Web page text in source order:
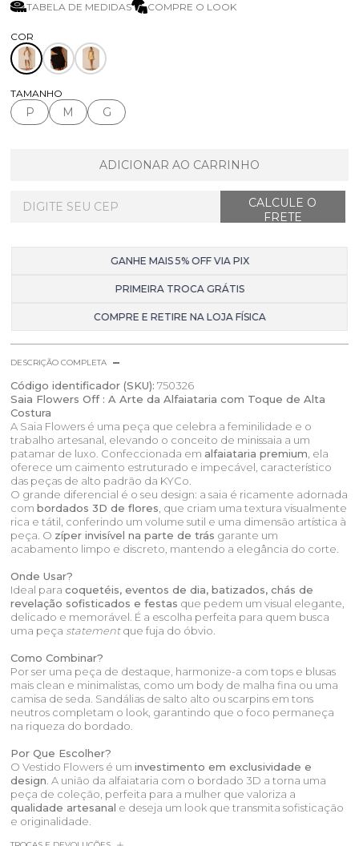
TABELA DE MEDIDAS COMPRE O LOOK
TAMANHO
P M G
ADICIONAR AO CARRINHO
GANHE MAIS 5% OFF VIA PIX
PRIMEIRA TROCA GRÁTIS
COMPRE E RETIRE NA LOJA FÍSICA
DESCRIÇÃO COMPLETA
Código identificador (SKU): 750326
Saia Flowers Off : A Arte da Alfaiataria com Toque de Alta
Costura
A Saia Flowers é uma peça que celebra a feminilidade e o
trabalho artesanal, elevando o conceito de minissaia a um
patamar de luxo. Confeccionada em alfaiataria premium, ela
oferece um caimento estruturado e impecável, característico
das peças de alto padrão da KYCo.
O grande diferencial é o seu design: a saia é ricamente adornada
combordados 3D de flores, que criam uma textura visualmente
rica e tátil, conferindo um volume sutil e uma dimensão artística à
peça. O zíper invisível na parte de trás garante um
acabamento limpo e discreto, mantendo a elegância do corte.
Onde Usar?
Ideal paracoquetéis, eventos de dia, batizados, chás de
revelação sofisticados e festas que pedem um visual elegante,
delicado e memorável. É a escolha perfeita para quem busca
uma peça statementque fuja do óbvio.
Como Combinar?
Por ser uma peça de destaque, harmonize-a com tops e blusas
mais clean e minimalistas, como um body de malha fina ou uma
camisa de seda. Sandálias de salto alto ou scarpins em tons
neutros completam o look, garantindo que o foco permaneça
na riqueza do bordado.
Por Que Escolher?
O Vestido Flowers é uminvestimento em exclusividade e
design. A união da alfaiataria com o bordado 3D a torna uma
peça de coleção, perfeita para a mulher que valoriza a
qualidade artesanal e deseja um look que transmita sofisticação
e originalidade.